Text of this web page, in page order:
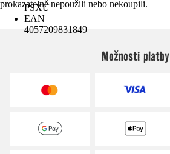
PSXU
EAN
4057209831849
prokazatelně nepoužili nebo nekoupili.
Možnosti platby